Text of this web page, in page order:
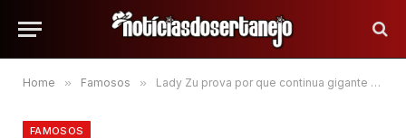
Home » Famosos » Lady Zu prova por que continua gigante com o lançamento “Até o Fim”
FAMOSOS